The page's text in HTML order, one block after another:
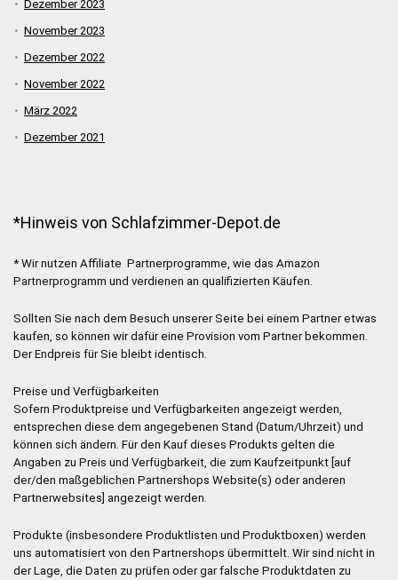
Dezember 2023
November 2023
Dezember 2022
November 2022
März 2022
Dezember 2021
*Hinweis von Schlafzimmer-Depot.de
* Wir nutzen Affiliate Partnerprogramme, wie das Amazon
Partnerprogramm und verdienen an qualifizierten Käufen.
Sollten Sie nach dem Besuch unserer Seite bei einem Partner etwas
kaufen, so können wir dafür eine Provision vom Partner bekommen.
Der Endpreis für Sie bleibt identisch.
Preise und Verfügbarkeiten
Sofern Produktpreise und Verfügbarkeiten angezeigt werden,
entsprechen diese dem angegebenen Stand (Datum/Uhrzeit) und
können sich ändern. Für den Kauf dieses Produkts gelten die
Angaben zu Preis und Verfügbarkeit, die zum Kaufzeitpunkt [auf
der/den maßgeblichen Partnershops Website(s) oder anderen
Partnerwebsites] angezeigt werden.
Produkte (insbesondere Produktlisten und Produktboxen) werden
uns automatisiert von den Partnershops übermittelt. Wir sind nicht in
der Lage, die Daten zu prüfen oder gar falsche Produktdaten zu